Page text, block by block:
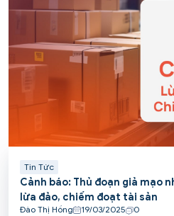
Tin Tức
Cảnh báo: Thủ đoạn giả mạo
lừa đảo, chiếm đoạt tài sản
Đào Thị Hồng 19/03/2025 0